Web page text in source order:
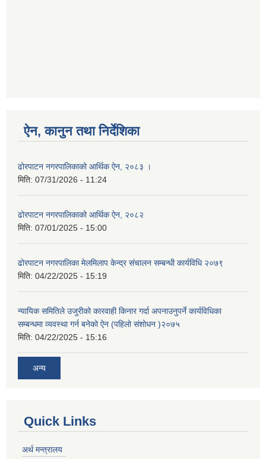
ऐन, कानुन तथा निर्देशिका
ढोरपाटन नगरपालिकाको आर्थिक ऐन, २०८३ ।
मिति: 07/31/2026 - 11:24
ढोरपाटन नगरपालिकाको आर्थिक ऐन, २०८२
मिति: 07/01/2025 - 15:00
ढोरपाटन नगरपालिका मेलमिलाप केन्द्र संचालन सम्बन्धी कार्यविधि २०७९
मिति: 04/22/2025 - 15:19
न्यायिक समितिले उजुरीको कारवाही किनार गर्दा अपनाउनुपर्ने कार्यविधिका
सम्बन्धमा व्यवस्था गर्न बनेको ऐन (पहिलो संशोधन )२०७५
मिति: 04/22/2025 - 15:16
अन्य
Quick Links
अर्थ मन्त्रालय